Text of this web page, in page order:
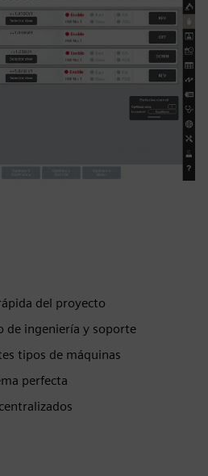
del proyecto
de ingeniería y soporte
tipos de máquinas
perfecta